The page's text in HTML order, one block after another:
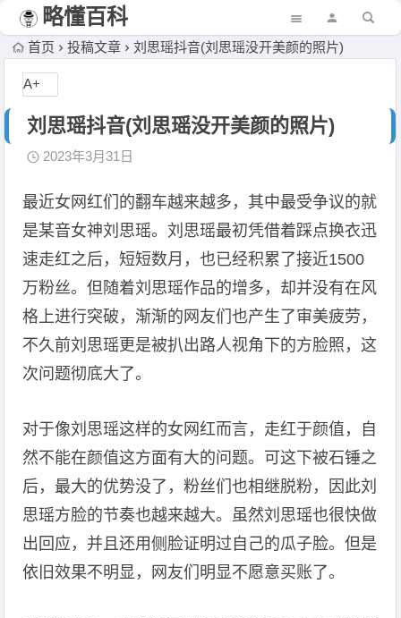
略懂百科
首页 投稿文章 刘思瑶抖音(刘思瑶没开美颜的照片)
刘思瑶抖音(刘思瑶没开美颜的照片)
2023年3月31日
最近女网红们的翻车越来越多，其中最受争议的就
是某音女神刘思瑶。刘思瑶最初凭借着踩点换衣迅
速走红之后，短短数月，也已经积累了接近1500
万粉丝。但随着刘思瑶作品的增多，却并没有在风
格上进行突破，渐渐的网友们也产生了审美疲劳，
不久前刘思瑶更是被扒出路人视角下的方脸照，这
次问题彻底大了。
对于像刘思瑶这样的女网红而言，走红于颜值，自
然不能在颜值这方面有大的问题。可这下被石锤之
后，最大的优势没了，粉丝们也相继脱粉，因此刘
思瑶方脸的节奏也越来越大。虽然刘思瑶也很快做
出回应，并且还用侧脸证明过自己的瓜子脸。但是
依旧效果不明显，网友们明显不愿意买账了。
A+